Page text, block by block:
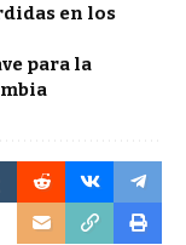
en los
para la